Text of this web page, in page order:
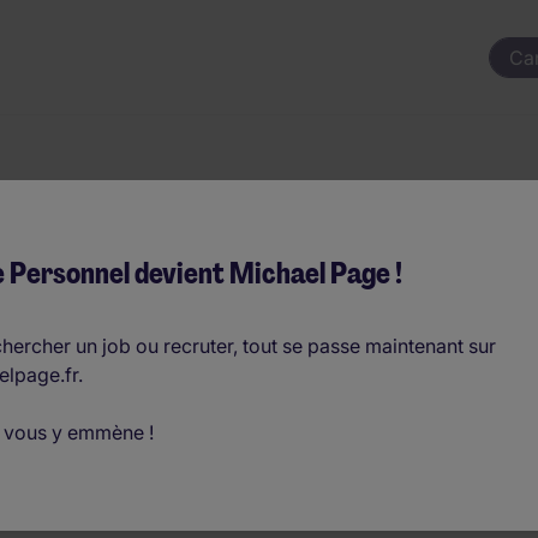
H/F 3x8
mois (€25.920 - €31.680 par an)
Personnel devient Michael Page !
un job ou recruter, tout se passe maintenant sur
y emmène !